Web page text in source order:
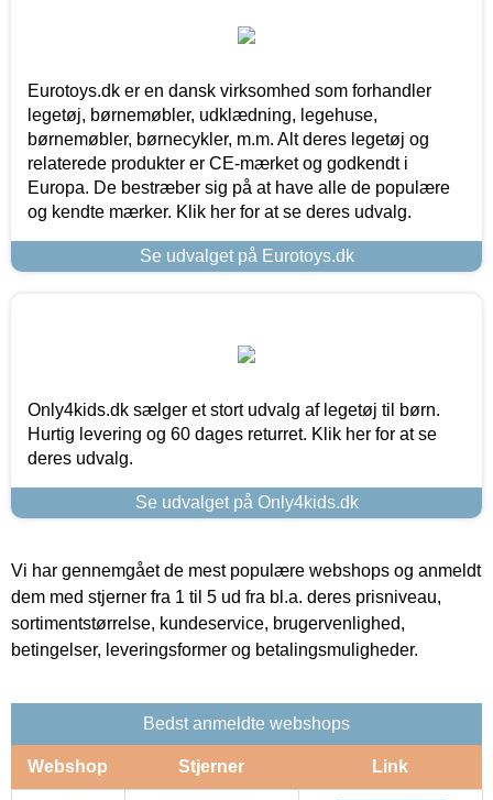
Eurotoys.dk er en dansk virksomhed som forhandler
legetøj, børnemøbler, udklædning, legehuse,
børnemøbler, børnecykler, m.m. Alt deres legetøj og
relaterede produkter er CE-mærket og godkendt i
Europa. De bestræber sig på at have alle de populære
og kendte mærker. Klik her for at se deres udvalg.
Se udvalget på Eurotoys.dk
Only4kids.dk sælger et stort udvalg af legetøj til børn.
Hurtig levering og 60 dages returret. Klik her for at se
deres udvalg.
Se udvalget på Only4kids.dk
Vi har gennemgået de mest populære webshops og anmeldt
dem med stjerner fra 1 til 5 ud fra bl.a. deres prisniveau,
sortimentstørrelse, kundeservice, brugervenlighed,
betingelser, leveringsformer og betalingsmuligheder.
Bedst anmeldte webshops
Webshop Stjerner Link